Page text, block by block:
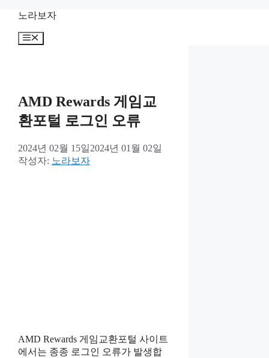
노라보자
메
AMD Rewards 게임교
환포털 로그인 오류
2024년 02월 15일2024년 01월 02일
작성자: 노라보자
AMD Rewards 게임교환포털 사이트
에서는 종종 로그인 오류가 발생합